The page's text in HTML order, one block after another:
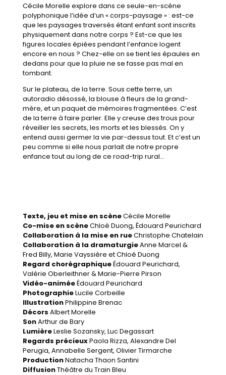
Cécile Morelle explore dans ce seule-en-scène
polyphonique l’idée d’un « corps-paysage » : est-ce
que les paysages traversés étant enfant sont inscrits
physiquement dans notre corps ? Est-ce que les
figures locales épiées pendant l’enfance logent
encore en nous ? Chez-elle on se tient les épaules en
dedans pour que la pluie ne se fasse pas mal en
tombant.
Sur le plateau, de la terre. Sous cette terre, un
autoradio désossé, la blouse à fleurs de la grand-
mère, et un paquet de mémoires fragmentées. C’est
de la terre à faire parler. Elle y creuse des trous pour
réveiller les secrets, les morts et les blessés. On y
entend aussi germer la vie par-dessus tout. Et c’est un
peu comme si elle nous parlait de notre propre
enfance tout au long de ce road-trip rural…
Texte, jeu et mise en scèneCécile Morelle
Co-mise en scèneChloé Duong, Édouard Peurichard
Collaboration à la mise en rueChristophe Chatelain
Collaboration à la dramaturgieAnne Marcel &
Fred Billy, Marie Vayssière et Chloé Duong
Regard chorégraphiqueÉdouard Peurichard,
Valérie Oberleithner & Marie-Pierre Pirson
Vidéo-animéeÉdouard Peurichard
PhotographieLucile Corbeille
IllustrationPhilippine Brenac
Décors Albert Morelle
SonArthur de Bary
LumièreLeslie Sozansky, Luc Degassart
Regards précieuxPaola Rizza, Alexandre Del
Perugia, Annabelle Sergent, Olivier Tirmarche
ProductionNatacha Thaon Santini
DiffusionThéâtre du Train Bleu